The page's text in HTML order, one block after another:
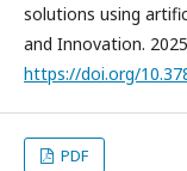
solutions using
and Innovation.
https://doi.org/
PDF